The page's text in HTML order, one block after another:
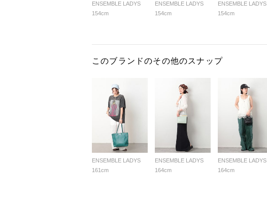
ENSEMBLE LADYS
154cm
ENSEMBLE LADYS
154cm
ENSEMBLE LADYS
154cm
このブランドのその他のスナップ
ENSEMBLE LADYS
161cm
ENSEMBLE LADYS
164cm
ENSEMBLE LADYS
164cm